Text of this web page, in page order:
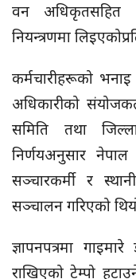
वन अधिकृतसहित
नियन्त्रणमा
कर्मचारीहरूको
अधिकारीको
समिति तथा
निर्णयअनुसार नेपाल
सञ्चारकर्मी र
सञ्चालन गरिएको
ज्ञापनपत्रमा
राखिएको टेम्पो